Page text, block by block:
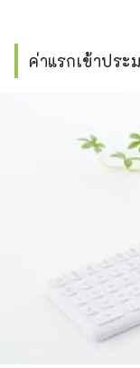
ค่าแรกเข้าประ